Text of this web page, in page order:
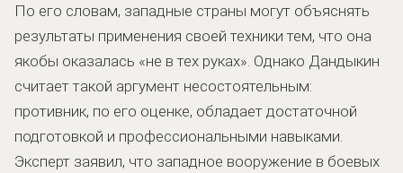
По его словам, западные страны могут объяснять
результаты применения своей техники тем, что она
якобы оказалась «не в тех руках». Однако Дандыкин
считает такой аргумент несостоятельным:
противник, по его оценке, обладает достаточной
подготовкой и профессиональными навыками.
Эксперт заявил, что западное вооружение в боевых